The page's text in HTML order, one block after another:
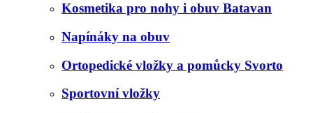
Kosmetika pro nohy i obuv Batavan
Napínáky na obuv
Ortopedické vložky a pomůcky Svorto
Sportovní vložky